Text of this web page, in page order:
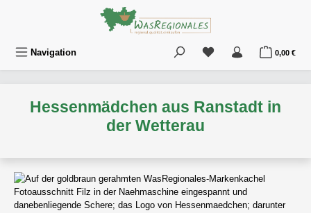
Zum Hauptinhalt springen
Navigation Du hast 0 Produkte
0,00 €
Hessenmädchen aus Ranstadt in
der Wetterau